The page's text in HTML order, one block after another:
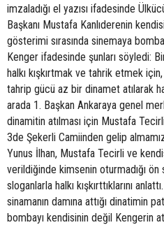
imzaladığı el yazısı ifadesinde
Başkanı Mustafa Kanlıderenin
gösterimi sırasında sinemaya
Kenger ifadesinde şunları söyledi:
halkı kışkırtmak ve tahrik etmek
tahrip gücü az bir dinamet atılarak
arada 1. Başkan Ankaraya genel
dinamitin atılması için Mustafa
3de Şekerli Camiinden gelip
Yunus İlhan, Mustafa Tecirli ve
verildiğinde kimsenin oturmadığı ön
sloganlarla halkı kışkırttıklarını
sinamanın damına attığı dinatimin
bombayı kendisinin değil Kengerin